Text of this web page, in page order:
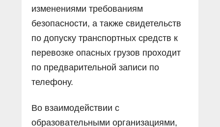
изменениями требованиям
безопасности, а также свидетельств
по допуску транспортных средств к
перевозке опасных грузов проходит
по предварительной записи по
телефону.
Во взаимодействии с
образовательными организациями,